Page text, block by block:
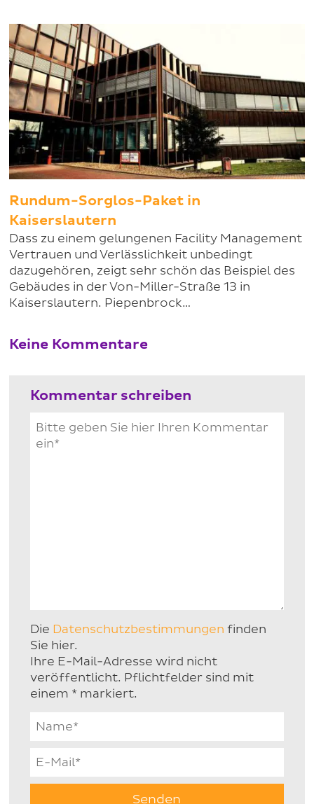
Rundum-Sorglos-Paket in
Kaiserslautern
Dass zu einem gelungenen Facility Management
Vertrauen und Verlässlichkeit unbedingt
dazugehören, zeigt sehr schön das Beispiel des
Gebäudes in der Von-Miller-Straße 13 in
Kaiserslautern. Piepenbrock…
Keine Kommentare
Kommentar schreiben
Die Datenschutzbestimmungen finden
Sie hier.
Ihre E-Mail-Adresse wird nicht
veröffentlicht. Pflichtfelder sind mit
einem * markiert.